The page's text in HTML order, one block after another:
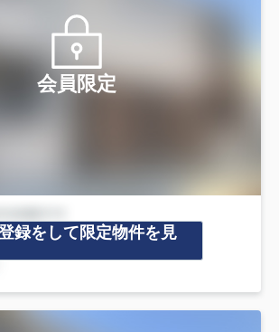
会員限定
録をして限定物件を見